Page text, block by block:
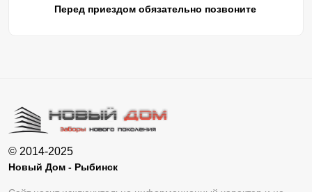
Перед приездом обязательно позвоните
© 2014-2025
Новый Дом - Рыбинск